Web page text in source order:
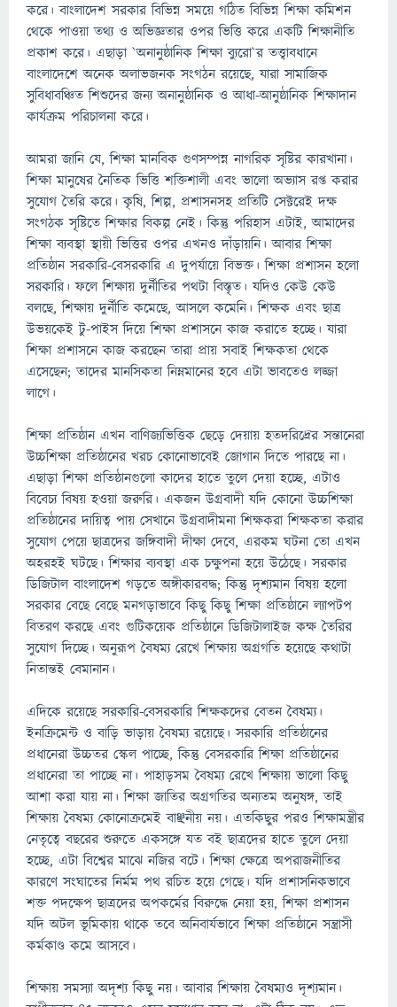
করে। বাংলাদেশ সরকার বিভিন্ন সময়ে গঠিত বিভিন্ন শিক্ষা কমিশন
থেকে পাওয়া তথ্য ও অভিজ্ঞতার ওপর ভিত্তি করে একটি শিক্ষানীতি
প্রকাশ করে। এছাড়া `অনানুষ্ঠানিক শিক্ষা ব্যুরো`র তত্ত্বাবধানে
বাংলাদেশে অনেক অলাভজনক সংগঠন রয়েছে, যারা সামাজিক
সুবিধাবঞ্চিত শিশুদের জন্য অনানুষ্ঠানিক ও আধা-আনুষ্ঠানিক শিক্ষাদান
কার্যক্রম পরিচালনা করে।
আমরা জানি যে, শিক্ষা মানবিক গুণসম্পন্ন নাগরিক সৃষ্টির কারখানা।
শিক্ষা মানুষের নৈতিক ভিত্তি শক্তিশালী এবং ভালো অভ্যাস রপ্ত করার
সুযোগ তৈরি করে। কৃষি, শিল্প, প্রশাসনসহ প্রতিটি সেক্টরেই দক্ষ
সংগঠক সৃষ্টিতে শিক্ষার বিকল্প নেই। কিন্তু পরিহাস এটাই, আমাদের
শিক্ষা ব্যবস্থা স্থায়ী ভিত্তির ওপর এখনও দাঁড়ায়নি। আবার শিক্ষা
প্রতিষ্ঠান সরকারি-বেসরকারি এ দুপর্যায়ে বিভক্ত। শিক্ষা প্রশাসন হলো
সরকারি। ফলে শিক্ষায় দুর্নীতির পথটা বিস্তৃত। যদিও কেউ কেউ
বলছে, শিক্ষায় দুর্নীতি কমেছে, আসলে কমেনি। শিক্ষক এবং ছাত্র
উভয়কেই টু-পাইস দিয়ে শিক্ষা প্রশাসনে কাজ করাতে হচ্ছে। যারা
শিক্ষা প্রশাসনে কাজ করছেন তারা প্রায় সবাই শিক্ষকতা থেকে
এসেছেন; তাদের মানসিকতা নিম্নমানের হবে এটা ভাবতেও লজ্জা
লাগে।
শিক্ষা প্রতিষ্ঠান এখন বাণিজ্যভিত্তিক ছেড়ে দেয়ায় হতদরিদ্রের সন্তানেরা
উচ্চশিক্ষা প্রতিষ্ঠানের খরচ কোনোভাবেই জোগান দিতে পারছে না।
এছাড়া শিক্ষা প্রতিষ্ঠানগুলো কাদের হাতে তুলে দেয়া হচ্ছে, এটাও
বিবেচ্য বিষয় হওয়া জরুরি। একজন উগ্রবাদী যদি কোনো উচ্চশিক্ষা
প্রতিষ্ঠানের দায়িত্ব পায় সেখানে উগ্রবাদীমনা শিক্ষকরা শিক্ষকতা করার
সুযোগ পেয়ে ছাত্রদের জঙ্গিবাদী দীক্ষা দেবে, এরকম ঘটনা তো এখন
অহরহই ঘটছে। শিক্ষার ব্যবস্থা এক চক্ষুপনা হয়ে উঠেছে। সরকার
ডিজিটাল বাংলাদেশ গড়তে অঙ্গীকারবদ্ধ; কিন্তু দৃশ্যমান বিষয় হলো
সরকার বেছে বেছে মনগড়াভাবে কিছু কিছু শিক্ষা প্রতিষ্ঠানে ল্যাপটপ
বিতরণ করছে এবং গুটিকয়েক প্রতিষ্ঠানে ডিজিটালাইজ কক্ষ তৈরির
সুযোগ দিচ্ছে। অনুরূপ বৈষম্য রেখে শিক্ষায় অগ্রগতি হয়েছে কথাটা
নিতান্তই বেমানান।
এদিকে রয়েছে সরকারি-বেসরকারি শিক্ষকদের বেতন বৈষম্য।
ইনক্রিমেন্ট ও বাড়ি ভাড়ায় বৈষম্য রয়েছে। সরকারি প্রতিষ্ঠানের
প্রধানেরা উচ্চতর স্কেল পাচ্ছে, কিন্তু বেসরকারি শিক্ষা প্রতিষ্ঠানের
প্রধানেরা তা পাচ্ছে না। পাহাড়সম বৈষম্য রেখে শিক্ষায় ভালো কিছু
আশা করা যায় না। শিক্ষা জাতির অগ্রগতির অন্যতম অনুষঙ্গ, তাই
শিক্ষায় বৈষম্য কোনোক্রমেই বাঞ্ছনীয় নয়। এতকিছুর পরও শিক্ষামন্ত্রীর
নেতৃত্বে বছরের শুরুতে একসঙ্গে যত বই ছাত্রদের হাতে তুলে দেয়া
হচ্ছে, এটা বিশ্বের মাঝে নজির বটে। শিক্ষা ক্ষেত্রে অপরাজনীতির
কারণে সংঘাতের নির্মম পথ রচিত হয়ে গেছে। যদি প্রশাসনিকভাবে
শক্ত পদক্ষেপ ছাত্রদের অপকর্মের বিরুদ্ধে নেয়া হয়, শিক্ষা প্রশাসন
যদি অটল ভূমিকায় থাকে তবে অনিবার্যভাবে শিক্ষা প্রতিষ্ঠানে সন্ত্রাসী
কর্মকাণ্ড কমে আসবে।
শিক্ষায় সমস্যা অদৃশ্য কিছু নয়। আবার শিক্ষায় বৈষম্যও দৃশ্যমান।